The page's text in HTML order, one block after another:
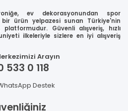
ev dekorasyonundan spor
ürün yelpazesi sunan Türkiye'nin
Güvenli alışveriş, hızlı
ilkeleriyle sizlere en iyi alışveriş
Arayın
533 0 118
Destek